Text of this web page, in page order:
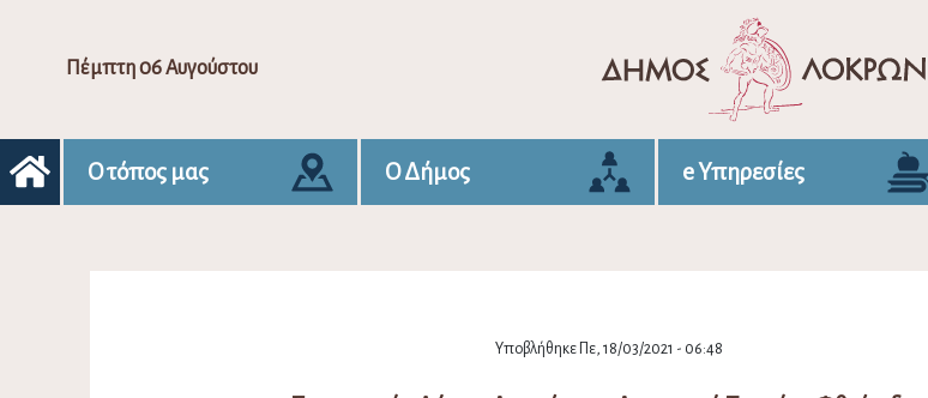
Πέμπτη 06 Αυγούστου
Ο τόπος μας Ο Δήμος e Υπηρεσίες
Υποβλήθηκε Πε, 18/03/2021 - 06:48